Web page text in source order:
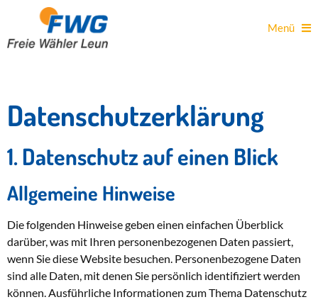
Menü
Datenschutz­erklärung
1. Datenschutz auf einen Blick
Allgemeine Hinweise
Die folgenden Hinweise geben einen einfachen Überblick
darüber, was mit Ihren personenbezogenen Daten passiert,
wenn Sie diese Website besuchen. Personenbezogene Daten
sind alle Daten, mit denen Sie persönlich identifiziert werden
können. Ausführliche Informationen zum Thema Datenschutz